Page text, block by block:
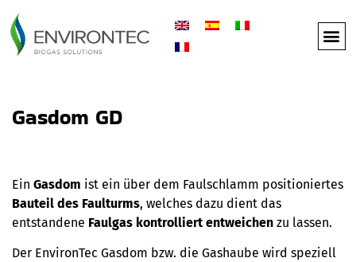
Gasdom GD
Ein Gasdom ist ein über dem Faulschlamm positioniertes
Bauteil des Faulturms, welches dazu dient das
entstandene Faulgas kontrolliert entweichen zu lassen.
Der EnvironTec Gasdom bzw. die Gashaube wird speziell